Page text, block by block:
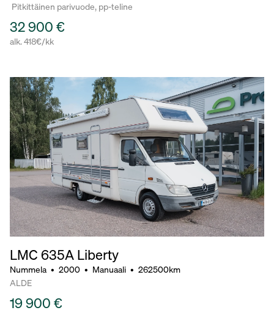
Pitkittäinen parivuode, pp-teline
32 900 €
alk. 418€/kk
LMC 635A Liberty
Nummela • 2000 • Manuaali • 262500km
ALDE
19 900 €